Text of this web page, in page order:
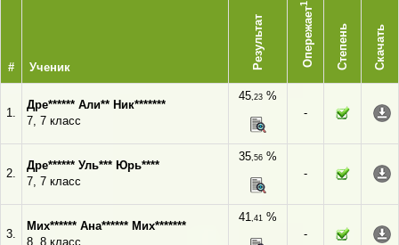
# Ученик Результат Опережает
1
Степень Скачать
1.
Дре****** Али** Ник*******
7, 7 класс
45,23 %
-
2.
Дре****** Уль*** Юрь****
7, 7 класс
35,56 %
-
3.
Мих****** Ана****** Мих*******
8, 8 класс
41,41 %
-